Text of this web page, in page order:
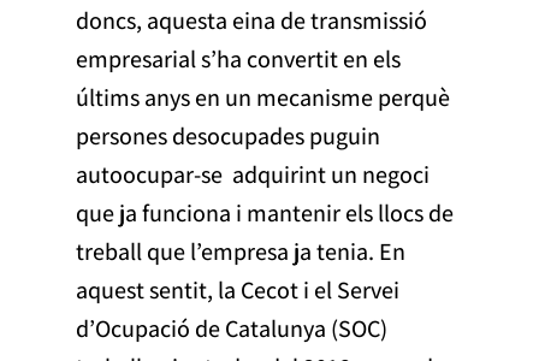
doncs, aquesta eina de transmissió
empresarial s’ha convertit en els
últims anys en un mecanisme perquè
persones desocupades puguin
autoocupar-se adquirint un negoci
que ja funciona i mantenir els llocs de
treball que l’empresa ja tenia. En
aquest sentit, la Cecot i el Servei
d’Ocupació de Catalunya (SOC)